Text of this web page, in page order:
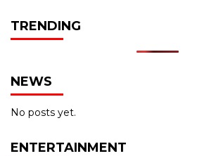
TRENDING
NEWS
No posts yet.
ENTERTAINMENT